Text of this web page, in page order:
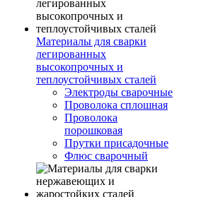
Материалы для сварки
легированных
высокопрочных и
теплоустойчивых сталей
Электроды сварочные
Проволока сплошная
Проволока
порошковая
Прутки присадочные
Флюс сварочный